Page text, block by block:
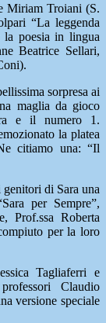
Miriam Troiani (S.
“La leggenda
poesia in lingua
Beatrice Sellari,
sorpresa ai
maglia da gioco
e il numero 1.
la platea
citiamo una: “Il
di Sara una
per Sempre”,
Prof.ssa Roberta
per la loro
Tagliaferri e
Claudio
versione speciale